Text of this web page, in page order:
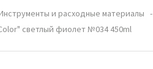
и расходные материалы
светлый фиолет №034 450ml